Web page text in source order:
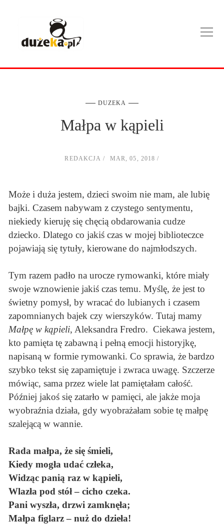
DUZEKA
Małpa w kąpieli
REDAKCJA MAR, 05, 2018
Może i duża jestem, dzieci swoim nie mam, ale lubię
bajki. Czasem nabywam z czystego sentymentu,
niekiedy kieruję się chęcią obdarowania cudze
dziecko. Dlatego co jakiś czas w mojej biblioteczce
pojawiają się tytuły, kierowane do najmłodszych.
Tym razem padło na urocze rymowanki, które miały
swoje wznowienie jakiś czas temu. Myślę, że jest to
świetny pomysł, by wracać do lubianych i czasem
zapomnianych bajek czy wierszyków. Tutaj mamy
Małpę w kąpieli, Aleksandra Fredro. Ciekawa jestem,
kto pamięta tę zabawną i pełną emocji historyjkę,
napisaną w formie rymowanki. Co sprawia, że bardzo
szybko tekst się zapamiętuje i zwraca uwagę. Szczerze
mówiąc, sama przez wiele lat pamiętałam całość.
Później jakoś się zatarło w pamięci, ale jakże moja
wyobraźnia działa, gdy wyobrażałam sobie tę małpę
szalejącą w wannie.
Rada małpa, że się śmieli,
Kiedy mogła udać człeka,
Widząc panią raz w kąpieli,
Wlazła pod stół – cicho czeka.
Pani wyszła, drzwi zamknęła;
Małpa figlarz – nuż do dzieła!